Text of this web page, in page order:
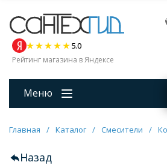
5.0
Рейтинг магазина в Яндексе
Меню
Главная / Каталог / Смесители /
Назад